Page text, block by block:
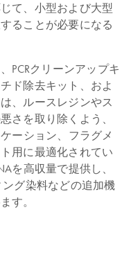
て、小型および大型
ることが必要になる
PCRクリーンアップキ
ド除去キット、およ
、ルースレジンやス
さを取り除くよう、
ーション、フラグメ
用に最適化されてい
を高収量で提供し、
グ染料などの追加機
す。